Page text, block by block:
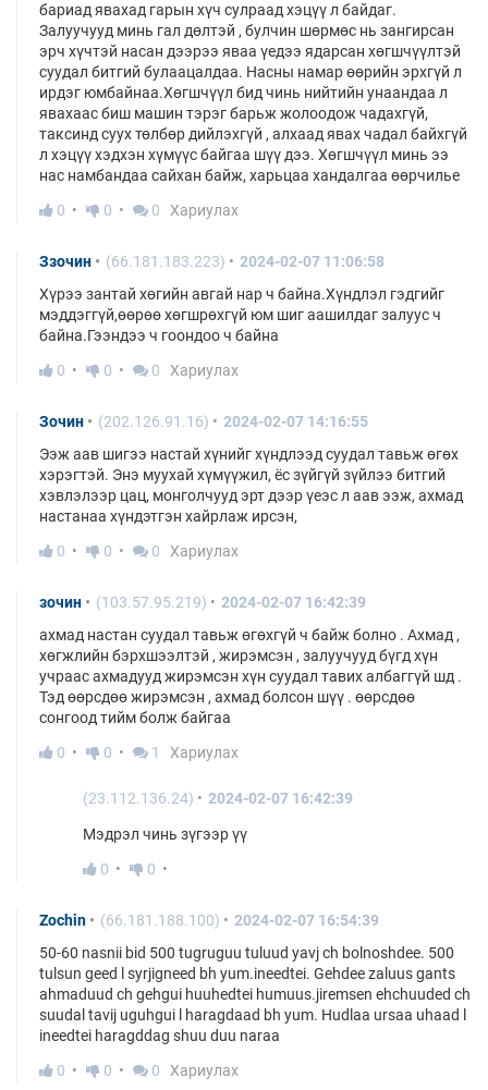
бариад явахад гарын хүч сулраад хэцүү л байдаг.
Залуучууд минь гал дөлтэй , булчин шөрмөс нь зангирсан
эрч хүчтэй насан дээрээ яваа үедээ ядарсан хөгшчүүлтэй
суудал битгий булаацалдаа. Насны намар өөрийн эрхгүй л
ирдэг юмбайнаа.Хөгшчүүл бид чинь нийтийн унаандаа л
явахаас биш машин тэрэг барьж жолоодож чадахгүй,
таксинд суух төлбөр дийлэхгүй , алхаад явах чадал байхгүй
л хэцүү хэдхэн хүмүүс байгаа шүү дээ. Хөгшчүүл минь ээ
нас намбандаа сайхан байж, харьцаа хандалгаа өөрчилье
0
0 0 Хариулах
Ззочин (66.181.183.223)
2024-02-07 11:06:58
Хүрээ зантай хөгийн авгай нар ч байна.Хүндлэл гэдгийг
мэддэггүй,өөрөө хөгшрөхгүй юм шиг аашилдаг залуус ч
байна.Гээндээ ч гоондоо ч байна
0
0 0 Хариулах
Зочин (202.126.91.16)
2024-02-07 14:16:55
Ээж аав шигээ настай хүнийг хүндлээд суудал тавьж өгөх
хэрэгтэй. Энэ муухай хүмүүжил, ёс зүйгүй зүйлээ битгий
хэвлэлээр цац, монголчууд эрт дээр үеэс л аав ээж, ахмад
настанаа хүндэтгэн хайрлаж ирсэн,
0
0 0 Хариулах
зочин (103.57.95.219)
2024-02-07 16:42:39
ахмад настан суудал тавьж өгөхгүй ч байж болно . Ахмад ,
хөгжлийн бэрхшээлтэй , жирэмсэн , залуучууд бүгд хүн
учраас ахмадууд жирэмсэн хүн суудал тавих албаггүй шд .
Тэд өөрсдөө жирэмсэн , ахмад болсон шүү . өөрсдөө
сонгоод тийм болж байгаа
0
0 1 Хариулах
(23.112.136.24) 2024-02-07 16:42:39
Мэдрэл чинь зүгээр үү
0
0
Zochin (66.181.188.100)
2024-02-07 16:54:39
50-60 nasnii bid 500 tugruguu tuluud yavj ch bolnoshdee. 500
tulsun geed l syrjigneed bh yum.ineedtei. Gehdee zaluus gants
ahmaduud ch gehgui huuhedtei humuus.jiremsen ehchuuded ch
suudal tavij uguhgui l haragdaad bh yum. Hudlaa ursaa uhaad l
ineedtei haragddag shuu duu naraa
0
0 0 Хариулах